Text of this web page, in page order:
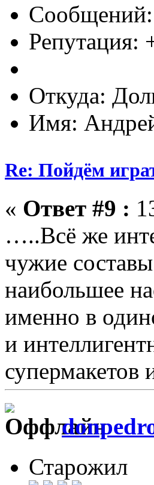
Репутация:
Откуда:
Имя:
Re: Пойдём
« Ответ #9 :
…..Всё же
чужие
наибольшее
именно в
и
Старожил